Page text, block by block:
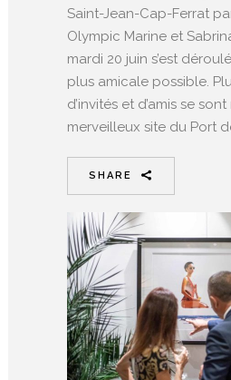
Saint-Jean-Cap-Ferrat
Olympic Marine et
mardi 20 juin s’est
plus amicale possible.
d’invités et d’amis se
merveilleux site du Port
SHARE